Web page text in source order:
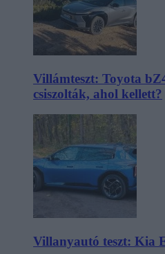
Villámteszt: Toyota
csiszolták, ahol kellett?
Villanyautó teszt: Kia